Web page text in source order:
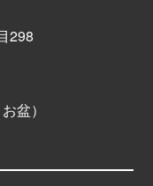
298
盆）